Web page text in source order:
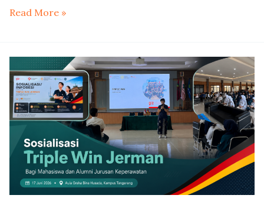
Read More »
Poltekkes
Kemenkes
Banten
Gelar
Sosialisasi
Triple
Win
Jerman
bagi